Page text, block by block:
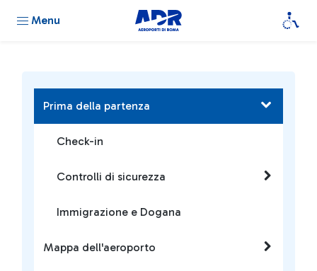
Menu
Prima della partenza
Check-in
Controlli di sicurezza
Immigrazione e Dogana
Mappa dell'aeroporto